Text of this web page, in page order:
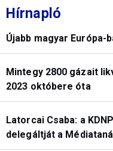
Hírnapló
Újabb magyar Európa-
Mintegy 2800 gázait
2023 októbere óta
Latorcai Csaba: a
delegáltját a